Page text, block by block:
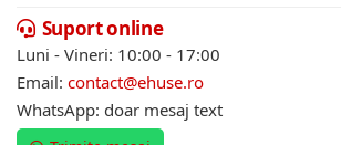
Suport online
Luni - Vineri: 10:00 - 17:00
Email: contact@ehuse.ro
WhatsApp: doar mesaj text